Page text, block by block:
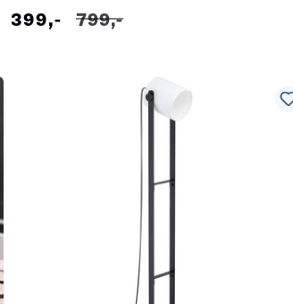
Salgspris
399,- Vanlig
799,-